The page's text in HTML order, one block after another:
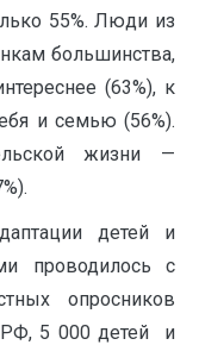
55%. Люди из
большинства,
(63%), к
и семью (56%).
жизни —
детей и
проводилось с
опросников
РФ, 5 000 детей и